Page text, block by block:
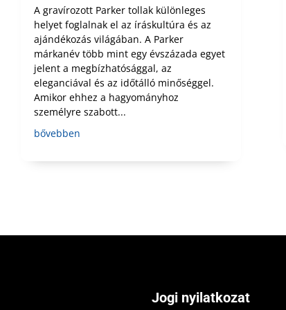
A gravírozott Parker tollak különleges
helyet foglalnak el az íráskultúra és az
ajándékozás világában. A Parker
márkanév több mint egy évszázada egyet
jelent a megbízhatósággal, az
eleganciával és az időtálló minőséggel.
Amikor ehhez a hagyományhoz
személyre szabott...
bővebben
Jogi nyilatkozat